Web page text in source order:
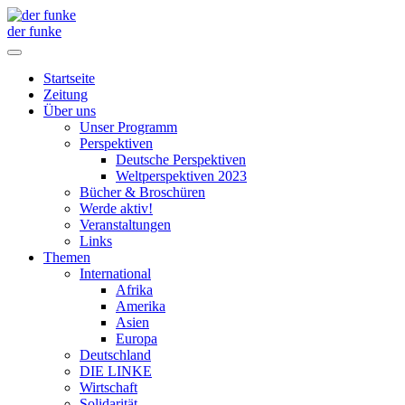
der funke
Startseite
Zeitung
Über uns
Unser Programm
Perspektiven
Deutsche Perspektiven
Weltperspektiven 2023
Bücher & Broschüren
Werde aktiv!
Veranstaltungen
Links
Themen
International
Afrika
Amerika
Asien
Europa
Deutschland
DIE LINKE
Wirtschaft